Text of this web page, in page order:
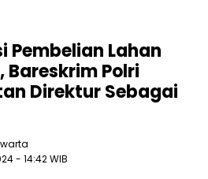
Pembelian Lahan
Bareskrim Polri
Direktur Sebagai
- 14:42 WIB